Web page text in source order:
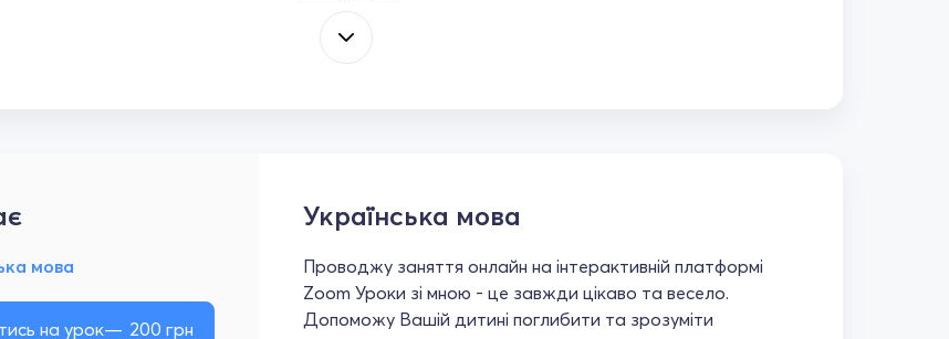
мова
на урок 200 грн
Українська мова
Проводжу заняття онлайн на інтерактивній платформі
Zoom Уроки зі мною - це завжди цікаво та весело.
Допоможу Вашій дитині поглибити та зрозуміти